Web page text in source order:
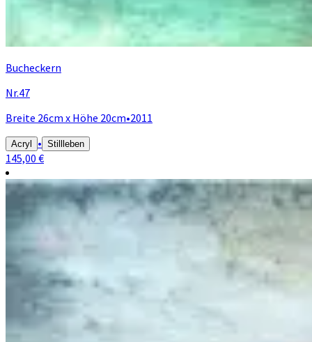
Bucheckern
Nr.47
Breite 26cm x Höhe 20cm•2011
Acryl • Stillleben
145,00 €